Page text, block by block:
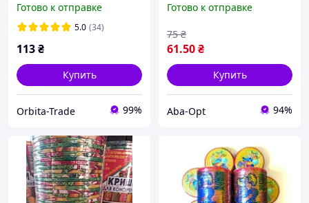
полноцвет, 50 шт в блоке,
600 штук в уп.
Готово к отправке
5.0 (34)
113₴
Купить
Orbita-Trade 99%
Готово к отправке
61.50₴
75 ₴
Купить
Aba-Opt 94%